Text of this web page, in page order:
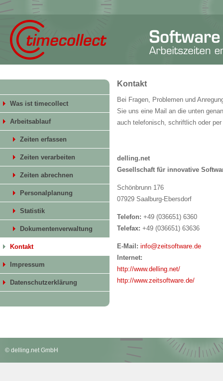
Was ist timecollect
Arbeitsablauf
Zeiten erfassen
Zeiten verarbeiten
Zeiten abrechnen
Personalplanung
Statistik
Dokumentenverwaltung
Kontakt
Impressum
Datenschutzerklärung
Kontakt
Bei Fragen, Problemen und
Sie uns eine Mail an die unten
auch telefonisch, schriftlich oder
delling.net
Gesellschaft für innovative
Schönbrunn 176
07929 Saalburg-Ebersdorf
Telefon: +49 (036651) 6360
Telefax: +49 (036651) 63636
E-Mail: info@zeitsoftware.de
Internet:
http://www.delling.net/
http://www.zeitsoftware.de/
© delling.net GmbH